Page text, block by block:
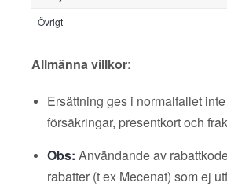
Övrigt
Allmänna villkor:
Ersättning ges i normalfallet
försäkringar, presentkort och
Obs: Användande av
rabatter (t ex Mecenat) som ej